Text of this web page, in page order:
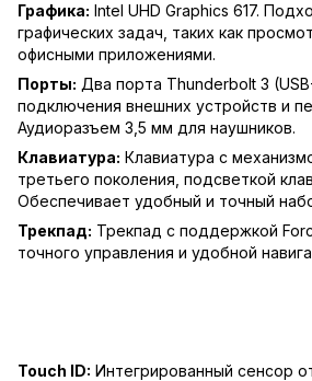
Графика: Intel UHD Graphics 617.
графических задач, таких как
офисными приложениями.
Порты: Два порта Thunderbolt 3
подключения внешних устройств и
Аудиоразъем 3,5 мм для наушников.
Клавиатура: Клавиатура с
третьего поколения, подсветкой
Обеспечивает удобный и точный
Трекпад: Трекпад с поддержкой
точного управления и удобной
Touch ID: Интегрированный сенсор